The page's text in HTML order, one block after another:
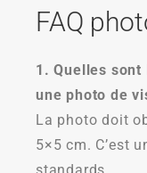
FAQ
1. Quelles
une photo de
La photo doit
5×5 cm. C’est